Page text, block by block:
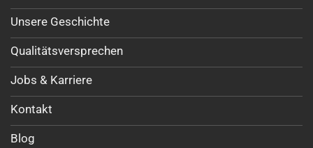
Unsere Geschichte
Qualitätsversprechen
Jobs & Karriere
Kontakt
Blog